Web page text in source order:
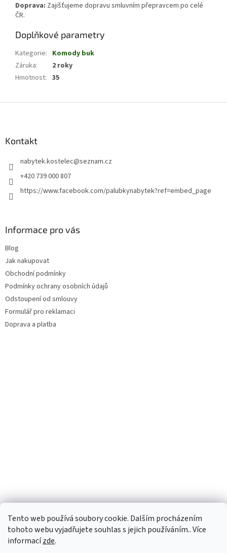
Tento web používá soubory cookie. Dalším procházením
tohoto webu vyjadřujete souhlas s jejich používáním.. Více
informacízde.
Doprava: Zajišťujeme dopravu smluvním přepravcem po celé
ČR.
Doplňkové parametry
Kategorie: Komody buk
Záruka:
2 roky
Hmotnost: 35
Kontakt
nabytek.kostelec@seznam.cz
+420 739 000 807
https://www.facebook.com/palubkynabytek?ref=embed_page
Informace pro vás
Blog
Jak nakupovat
Obchodní podmínky
Podmínky ochrany osobních údajů
Odstoupení od smlouvy
Formulář pro reklamaci
Doprava a platba
Facebook